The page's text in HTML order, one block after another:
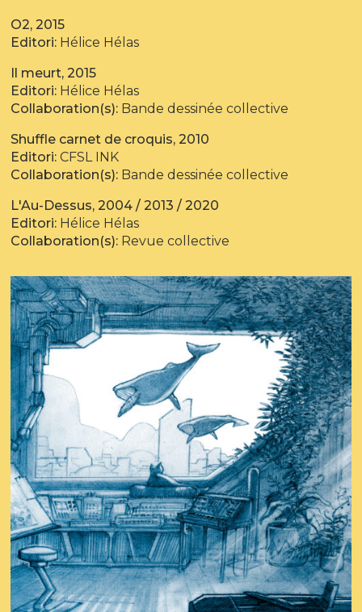
O2, 2015
Editori: Hélice Hélas
Il meurt, 2015
Editori: Hélice Hélas
Collaboration(s): Bande dessinée collective
Shuffle carnet de croquis, 2010
Editori: CFSL INK
Collaboration(s): Bande dessinée collective
L'Au-Dessus, 2004 / 2013 / 2020
Editori: Hélice Hélas
Collaboration(s): Revue collective